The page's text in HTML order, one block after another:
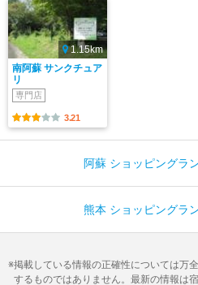
1.15km
南阿蘇 サンクチュア
リ
専門店
3.21
阿蘇 ショッピングラ
熊本 ショッピングラ
掲載している情報の正確性については万
するものではありません。最新の情報は